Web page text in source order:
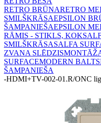
RETRO BRŪNARETRO
SMILŠKRĀSAEPSILON
ŠAMPANIEŠAEPSILON
RĀMIS - STIKLS, KOKS
SMILŠKRĀSASALFA
ZVANA SLĒDZIS
SURFACEMODERN BALTS
ŠAMPANIEŠA
-HDMI+TV-002-01.R/ONC